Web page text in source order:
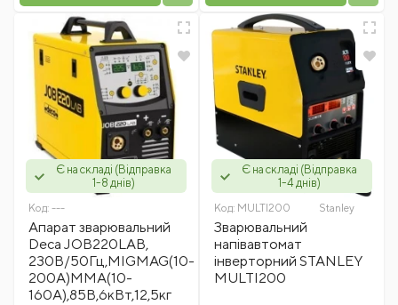
Є на складі (Відправка
1-8 днів)
Код: ---
Апарат зварювальний
Deca JOB220LAB,
230В/50Гц,MIGMAG(10-
200A)MMA(10-
160A),85В,6кВт,12,5кг
Є на складі (Відправка
1-4 днів)
Код: MULTI200 Stanley
Зварювальний
напівавтомат
інверторний STANLEY
MULTI200